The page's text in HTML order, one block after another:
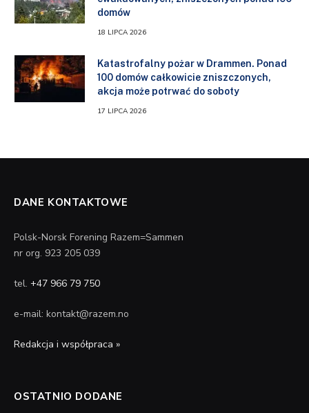
domów
18 LIPCA 2026
Katastrofalny pożar w Drammen. Ponad
100 domów całkowicie zniszczonych,
akcja może potrwać do soboty
17 LIPCA 2026
DANE KONTAKTOWE
Polsk-Norsk Forening Razem=Sammen
nr org. 923 205 039
tel. +47 966 79 750
e-mail: kontakt@razem.no
Redakcja i współpraca »
OSTATNIO DODANE